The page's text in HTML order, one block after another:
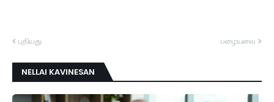
புதியது பழையவை
NELLAI KAVINESAN